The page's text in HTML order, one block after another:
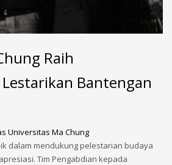
Raih
Bantengan
Universitas Ma Chung
dalam mendukung pelestarian budaya
Tim Pengabdian kepada